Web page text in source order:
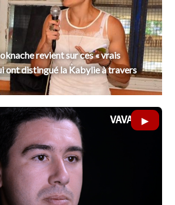
revient sur ces « vrais
ont distingué la Kabylie à travers